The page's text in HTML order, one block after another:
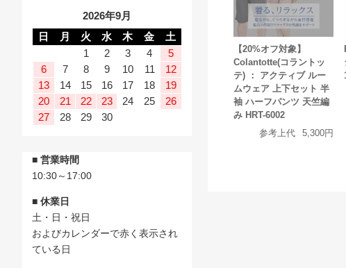
【20%オフ対象】
Colantotte(コラントッ
テ) ： アクティブ ルー
ムウェア 上下セット 半
袖 ハーフパンツ 天竺編
み HRT-6002
参考上代
5,300円
2026年9月
日
月 火 水 木 金
土
1
2 3 4
5
6
7 8 9 10 11
12
13
14 15 16 17 18
19
20
21 22 23 24 25
26
27
28 29 30
■ 営業時間
10:30～17:00
■ 休業日
土・日・祝日
およびカレンダーで赤く表示され
ている日